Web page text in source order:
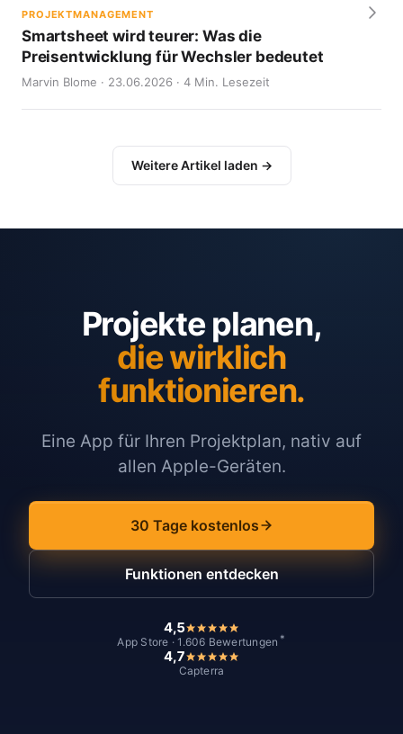
PROJEKTMANAGEMENT
Smartsheet wird teurer: Was die
Preisentwicklung für Wechsler bedeutet
Marvin Blome · 23.06.2026 · 4 Min. Lesezeit
Weitere Artikel laden →
Projekte planen,
die wirklich
funktionieren.
Eine App für Ihren Projektplan, nativ auf
allen Apple-Geräten.
30 Tage kostenlos
Funktionen entdecken
4,5
App Store · 1.606 Bewertungen *
4,7
Capterra